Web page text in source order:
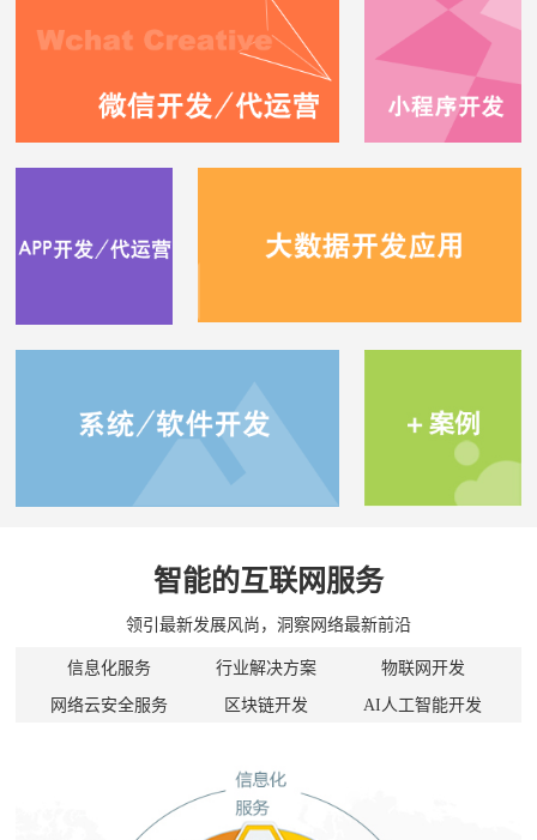
智能的互联网服务
领引最新发展风尚，洞察网络最新前沿
信息化服务 行业解决方案 物联网开发
网络云安全服务 区块链开发 AI人工智能开发